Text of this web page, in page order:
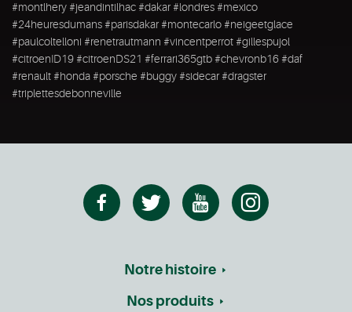
#montlhery #jeandintilhac #dakar #londres #mexico
#24heuresdumans #parisdakar #montecarlo #neigeetglace
#paulcoltelloni #renetrautmann #vincentperrot #gillespujol
#citroenID19 #citroenDS21 #ferrari365gtb #chevronb16 #daf
#renault #honda #porsche #buggy #sidecar #dragster
#triplettesdebonneville
Notre histoire
Nos produits